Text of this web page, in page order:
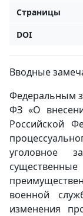
Страницы
DOI
Вводные
Федеральным
ФЗ «О
Российской
уголовное
военной
изменения